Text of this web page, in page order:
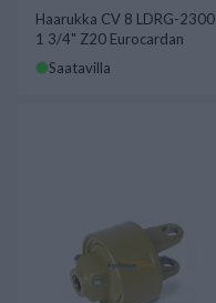
Haarukka CV 8 LDRG-2300
1 3/4" Z20 Eurocardan
Saatavilla